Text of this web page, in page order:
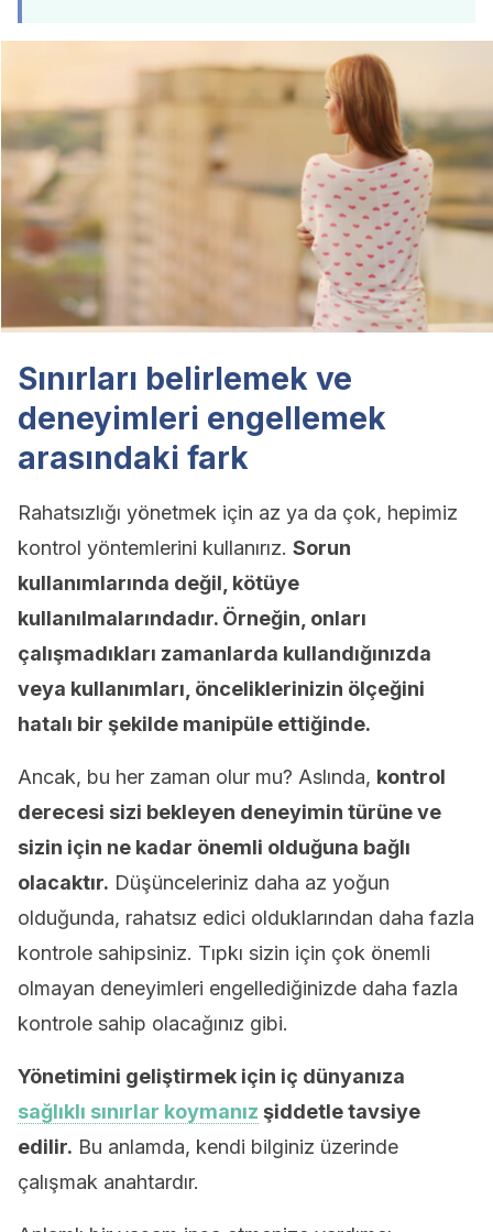
Sınırları belirlemek ve
deneyimleri engellemek
arasındaki fark
Rahatsızlığı yönetmek için az ya da çok, hepimiz
kontrol yöntemlerini kullanırız. Sorun
kullanımlarında değil, kötüye
kullanılmalarındadır. Örneğin, onları
çalışmadıkları zamanlarda kullandığınızda
veya kullanımları, önceliklerinizin ölçeğini
hatalı bir şekilde manipüle ettiğinde.
Ancak, bu her zaman olur mu? Aslında, kontrol
derecesi sizi bekleyen deneyimin türüne ve
sizin için ne kadar önemli olduğuna bağlı
olacaktır. Düşünceleriniz daha az yoğun
olduğunda, rahatsız edici olduklarından daha fazla
kontrole sahipsiniz. Tıpkı sizin için çok önemli
olmayan deneyimleri engellediğinizde daha fazla
kontrole sahip olacağınız gibi.
Yönetimini geliştirmek için iç dünyanıza
sağlıklı sınırlar koymanız şiddetle tavsiye
edilir. Bu anlamda, kendi bilginiz üzerinde
çalışmak anahtardır.